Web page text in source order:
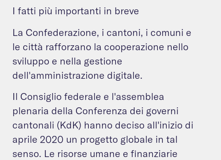
I fatti più importanti in breve
La Confederazione, i cantoni, i comuni e
le città rafforzano la cooperazione nello
sviluppo e nella gestione
dell'amministrazione digitale.
Il Consiglio federale e l'assemblea
plenaria della Conferenza dei governi
cantonali (KdK) hanno deciso all'inizio di
aprile 2020 un progetto globale in tal
senso. Le risorse umane e finanziarie